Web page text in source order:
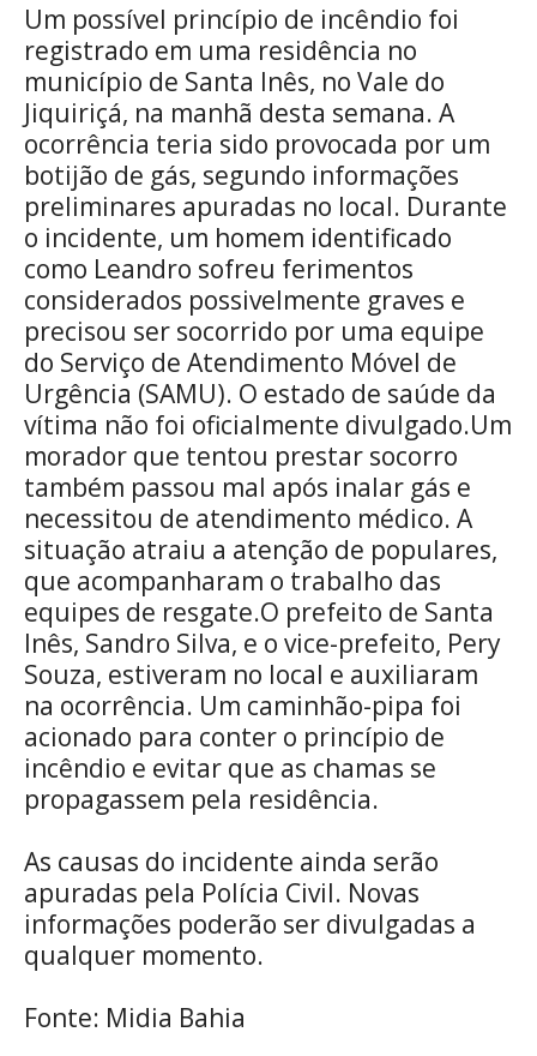
Um possível princípio de incêndio foi
registrado em uma residência no
município de Santa Inês, no Vale do
Jiquiriçá, na manhã desta semana. A
ocorrência teria sido provocada por um
botijão de gás, segundo informações
preliminares apuradas no local. Durante
o incidente, um homem identificado
como Leandro sofreu ferimentos
considerados possivelmente graves e
precisou ser socorrido por uma equipe
do Serviço de Atendimento Móvel de
Urgência (SAMU). O estado de saúde da
vítima não foi oficialmente divulgado.Um
morador que tentou prestar socorro
também passou mal após inalar gás e
necessitou de atendimento médico. A
situação atraiu a atenção de populares,
que acompanharam o trabalho das
equipes de resgate.O prefeito de Santa
Inês, Sandro Silva, e o vice-prefeito, Pery
Souza, estiveram no local e auxiliaram
na ocorrência. Um caminhão-pipa foi
acionado para conter o princípio de
incêndio e evitar que as chamas se
propagassem pela residência.
As causas do incidente ainda serão
apuradas pela Polícia Civil. Novas
informações poderão ser divulgadas a
qualquer momento.
Fonte: Midia Bahia